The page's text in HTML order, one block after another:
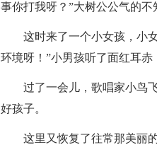
事你打我呀？”大树公公气的
这时来了一个小女孩，小
环境呀！”小男孩听了面红耳赤
过了一会儿，歌唱家小鸟
好孩子。
这里又恢复了往常那美丽的